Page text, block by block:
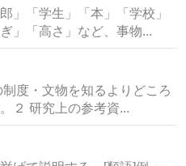
」「学生」「本」「学校」
」「高さ」など、事物...
制度・文物を知るよりどころ
２ 研究上の参考資...